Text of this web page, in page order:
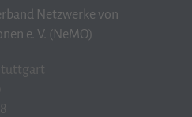
Netzwerke von
e. V. (NeMO)